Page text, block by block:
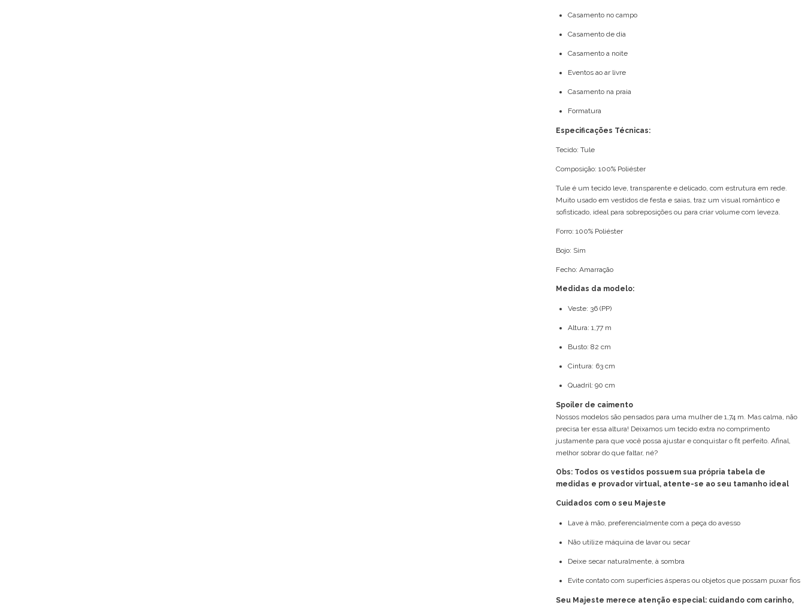
Casamento no campo
Casamento de dia
Casamento a noite
Eventos ao ar livre
Casamento na praia
Formatura
Especificações Técnicas:
Tecido: Tule
Composição: 100% Poliéster
Tule é um tecido leve, transparente e delicado, com estrutura em rede.
Muito usado em vestidos de festa e saias, traz um visual romântico e
sofisticado, ideal para sobreposições ou para criar volume com leveza.
Forro: 100% Poliéster
Bojo: Sim
Fecho: Amarração
Medidas da modelo:
Veste: 36 (PP)
Altura: 1,77 m
Busto: 82 cm
Cintura: 63 cm
Quadril: 90 cm
Spoiler de caimento
Nossos modelos são pensados para uma mulher de 1,74 m. Mas calma, não
precisa ter essa altura! Deixamos um tecido extra no comprimento
justamente para que você possa ajustar e conquistar o fit perfeito. Afinal,
melhor sobrar do que faltar, né?
Obs: Todos os vestidos possuem sua própria tabela de
medidas e provador virtual, atente-se ao seu tamanho ideal
Cuidados com o seu Majeste
Lave à mão, preferencialmente com a peça do avesso
Não utilize máquina de lavar ou secar
Deixe secar naturalmente, à sombra
Evite contato com superfícies ásperas ou objetos que possam puxar fios
Seu Majeste merece atenção especial: cuidando com carinho,